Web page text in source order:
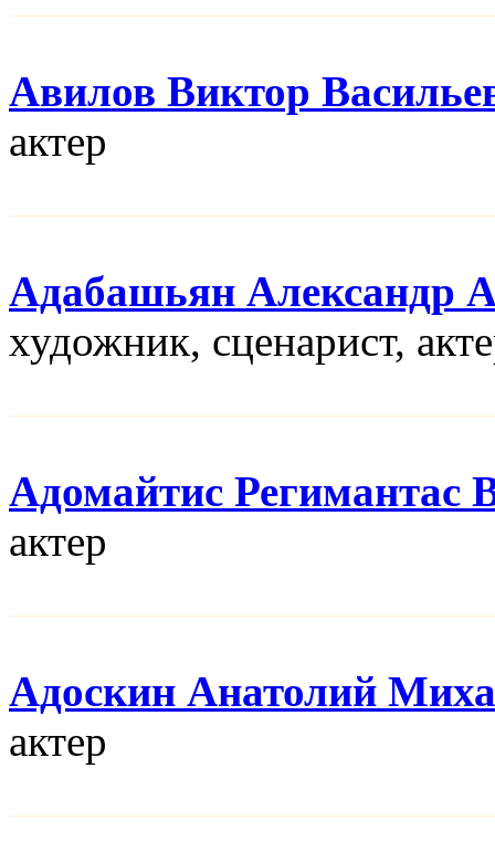
Авилов Виктор
актер
Адабашьян Александр
художник, сценарист,
Адомайтис Регимантас
актер
Адоскин Анатолий
актер